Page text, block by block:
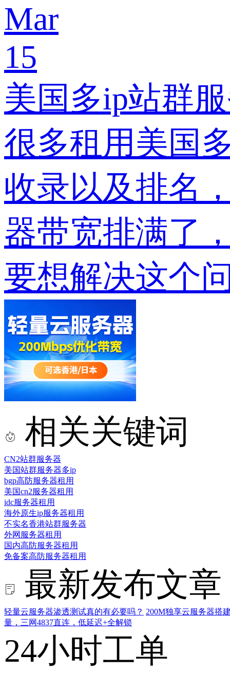
Mar
15
美国多ip站群
很多租用美国
收录以及排名
器带宽排满了
要想解决这个
相关关键词
CN2站群服务器
美国站群服务器多ip
bgp高防服务器租用
美国cn2服务器租用
idc服务器租用
海外原生ip服务器租用
不实名香港站群服务器
外网服务器租用
国内高防服务器租用
免备案高防服务器租用
最新发布文章
轻量云服务器渗透测试真的有必要吗？ 200M独享云服务器搭
量，三网4837直连，低延迟+全解锁
24小时工单